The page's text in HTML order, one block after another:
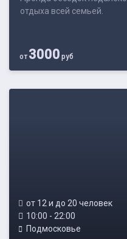
отдыха всей семьей.
от3000 руб
от 12 и до 20 человек
10:00 - 22:00
Подмосковье